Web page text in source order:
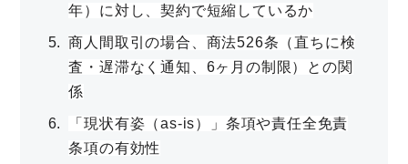
年）に対し、契約で短縮しているか
商人間取引の場合、商法526条（直ちに検
査・遅滞なく通知、6ヶ月の制限）との関
係
「現状有姿（as-is）」条項や責任全免責
条項の有効性